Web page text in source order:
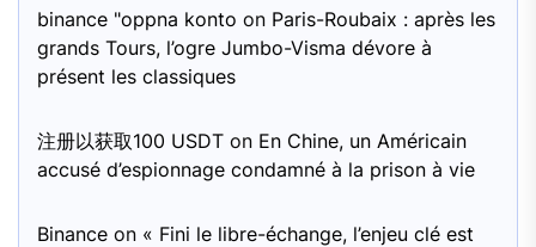
binance "oppna konto on Paris-Roubaix : après les
grands Tours, l’ogre Jumbo-Visma dévore à
présent les classiques
注册以获取100 USDT on En Chine, un Américain
accusé d’espionnage condamné à la prison à vie
Binance on « Fini le libre-échange, l’enjeu clé est